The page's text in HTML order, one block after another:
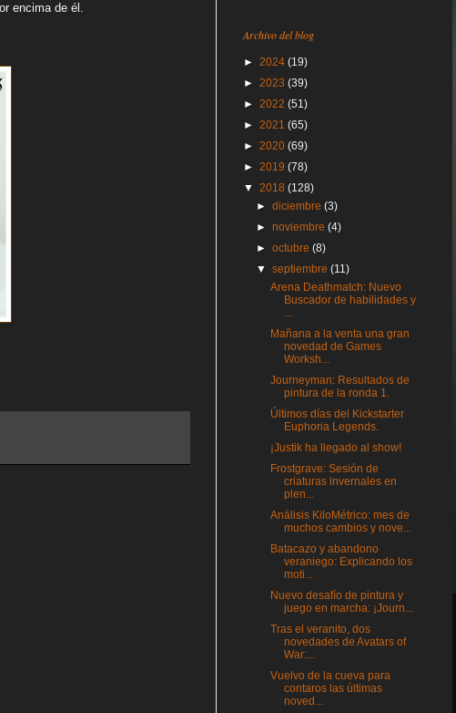
encima de él.
Archivo del blog
► 2024 (19)
► 2023 (39)
► 2022 (51)
► 2021 (65)
► 2020 (69)
► 2019 (78)
▼ 2018 (128)
►diciembre(3)
►noviembre(4)
►octubre(8)
▼septiembre(11)
Arena Deathmatch: Nuevo
Buscador de habilidades y
...
Mañana a la venta una gran
novedad de Games
Worksh...
Journeyman: Resultados de
pintura de la ronda 1.
Últimos días del Kickstarter
Euphoria Legends.
¡Justik ha llegado al show!
Frostgrave: Sesión de
criaturas invernales en
plen...
Análisis KiloMétrico: mes de
muchos cambios y nove...
Batacazo y abandono
veraniego: Explicando los
moti...
Nuevo desafío de pintura y
juego en marcha: ¡Journ...
Tras el veranito, dos
novedades de Avatars of
War:...
Vuelvo de la cueva para
contaros las últimas
noved...